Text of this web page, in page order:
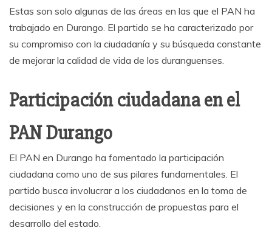
Estas son solo algunas de las áreas en las que el PAN ha
trabajado en Durango. El partido se ha caracterizado por
su compromiso con la ciudadanía y su búsqueda constante
de mejorar la calidad de vida de los duranguenses.
Participación ciudadana en el
PAN Durango
El PAN en Durango ha fomentado la participación
ciudadana como uno de sus pilares fundamentales. El
partido busca involucrar a los ciudadanos en la toma de
decisiones y en la construcción de propuestas para el
desarrollo del estado.